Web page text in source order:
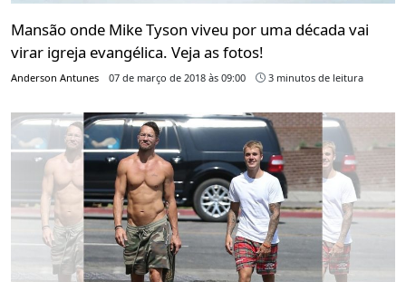
Mansão onde Mike Tyson viveu por uma década vai
virar igreja evangélica. Veja as fotos!
Anderson Antunes 07 de março de 2018 às 09:00 3 minutos de leitura